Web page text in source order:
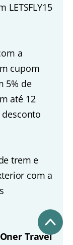
LETSFLY15
a
cupom
5% de
até 12
trem e
com a
Oner Travel